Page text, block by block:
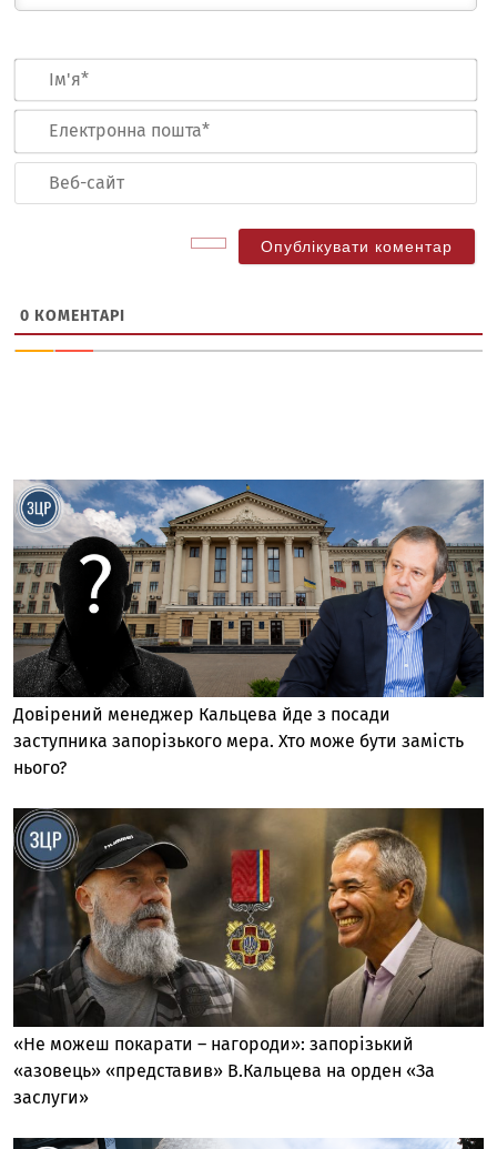
0 КОМЕНТАРІ
Довірений менеджер Кальцева йде з посади
заступника запорізького мера. Хто може бути замість
нього?
«Не можеш покарати – нагороди»: запорізький
«азовець» «представив» В.Кальцева на орден «За
заслуги»